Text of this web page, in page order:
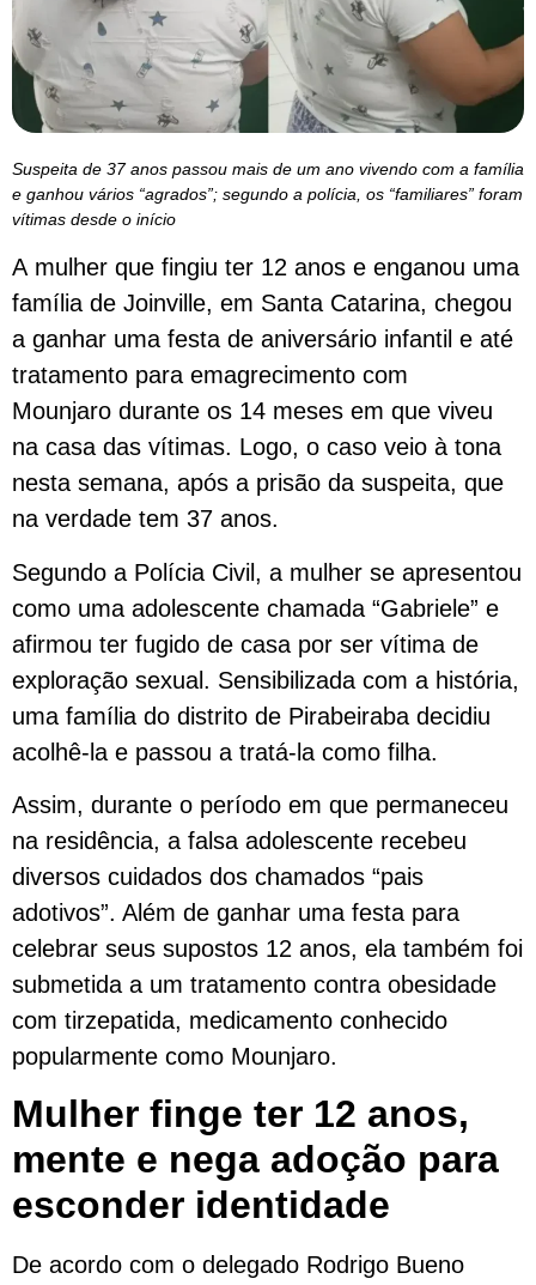
Suspeita de 37 anos passou mais de um ano vivendo com a família
e ganhou vários “agrados”; segundo a polícia, os “familiares” foram
vítimas desde o início
A mulher que fingiu ter 12 anos e enganou uma
família de Joinville, em Santa Catarina, chegou
a ganhar uma festa de aniversário infantil e até
tratamento para emagrecimento com
Mounjaro durante os 14 meses em que viveu
na casa das vítimas. Logo, o caso veio à tona
nesta semana, após a prisão da suspeita, que
na verdade tem 37 anos.
Segundo a Polícia Civil, a mulher se apresentou
como uma adolescente chamada “Gabriele” e
afirmou ter fugido de casa por ser vítima de
exploração sexual. Sensibilizada com a história,
uma família do distrito de Pirabeiraba decidiu
acolhê-la e passou a tratá-la como filha.
Assim, durante o período em que permaneceu
na residência, a falsa adolescente recebeu
diversos cuidados dos chamados “pais
adotivos”. Além de ganhar uma festa para
celebrar seus supostos 12 anos, ela também foi
submetida a um tratamento contra obesidade
com tirzepatida, medicamento conhecido
popularmente como Mounjaro.
Mulher finge ter 12 anos,
mente e nega adoção para
esconder identidade
De acordo com o delegado Rodrigo Bueno